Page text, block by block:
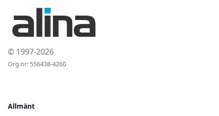
© 1997-2026
Org.nr: 556438-4260
Allmänt